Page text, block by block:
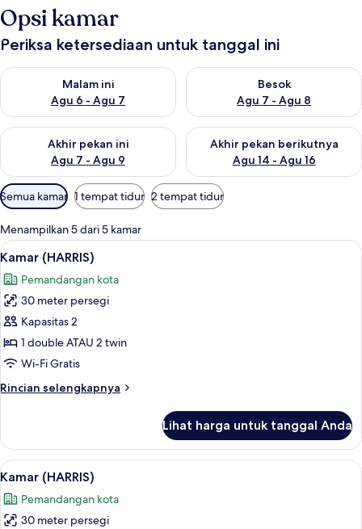
Opsi kamar
Periksa ketersediaan untuk tanggal ini
Malam ini
Agu 6 - Agu 7
Periksa ketersediaan untuk malam ini Agu 6 - Agu 7
Besok
Agu 7 - Agu 8
Periksa ketersediaan untuk
Akhir pekan ini
Agu 7 - Agu 9
Periksa ketersediaan untuk akhir pekan ini Agu 7 - Agu 9
Akhir pekan berikutnya
Agu 14 - Agu 16
Periksa ketersediaan untuk
Filter
tersedia
untuk
kamar
Semua kamar 1 tempat tidur 2 tempat tidur
Menampilkan 5 dari 5 kamar
Lihat
semua
foto
untuk
Kamar
(HARRIS)
Kamar (HARRIS) | Brankas, meja
7
Kamar (HARRIS)
Pemandangan kota
30 meter persegi
Kapasitas 2
1 double ATAU 2 twin
Wi-Fi Gratis
Rincian selengkapnya
Rincian
Kamar
(HARRIS)
Lihat harga untuk tanggal Anda
Lihat
semua
foto
untuk
Kamar (HARRIS) | Brankas, meja
6
Kamar (HARRIS)
Pemandangan kota
30 meter persegi